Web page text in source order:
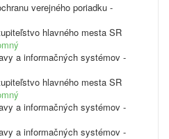
verejného poriadku -
hlavného mesta SR
a informačných systémov -
hlavného mesta SR
a informačných systémov -
a informačných systémov -